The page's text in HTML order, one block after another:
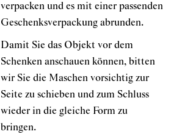
verpacken und es mit einer passenden
Geschenksverpackung abrunden.
Damit Sie das Objekt vor dem
Schenken anschauen können, bitten
wir Sie die Maschen vorsichtig zur
Seite zu schieben und zum Schluss
wieder in die gleiche Form zu
bringen.